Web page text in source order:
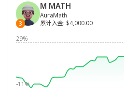
3
M MATH
AuraMath
累计入金: $4,000.00
29%
-11%